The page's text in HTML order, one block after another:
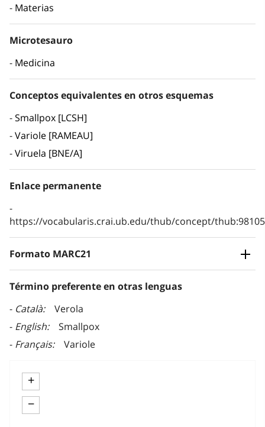
Materias
Microtesauro
Medicina
Conceptos equivalentes en otros esquemas
Smallpox [LCSH]
Variole [RAMEAU]
Viruela [BNE/A]
Enlace permanente
https://vocabularis.crai.ub.edu/thub/concept/
Formato MARC21
Término preferente en otras lenguas
Català
Verola
English
Smallpox
Français
Variole
+
−